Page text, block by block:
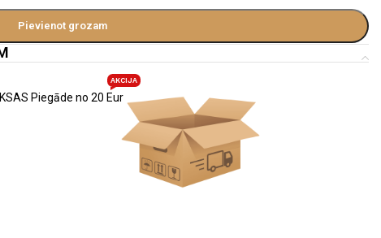
Pievienot grozam
Piegāde no 20 Eur
AKCIJA